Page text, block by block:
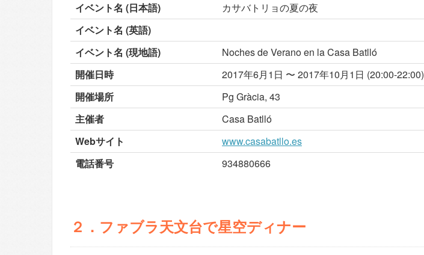
イベント名 (日本語)
カサバトリョの夏の夜
イベント名 (英語)
イベント名 (現地語)
Noches de Verano en la Casa Batlló
開催日時
2017年6月1日 〜 2017年10月1日 (20:00-22:00)
開催場所
Pg Gràcia, 43
主催者
Casa Batlló
Webサイト
www.casabatllo.es
電話番号
934880666
２．ファブラ天文台で星空ディナー